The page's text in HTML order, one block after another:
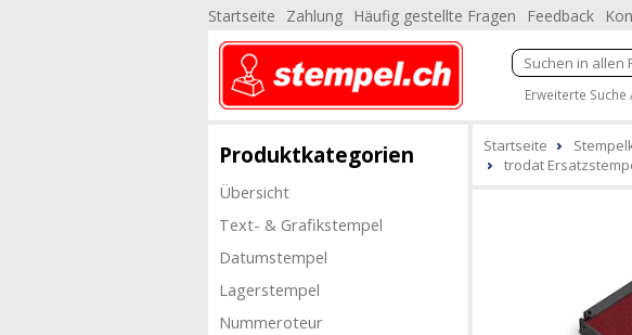
Startseite Zahlung Häufig gestellte Fragen Feedback
Erweiterte
Produktkategorien
Übersicht
Text- & Grafikstempel
Datumstempel
Lagerstempel
Nummeroteur
Startseite
trodat